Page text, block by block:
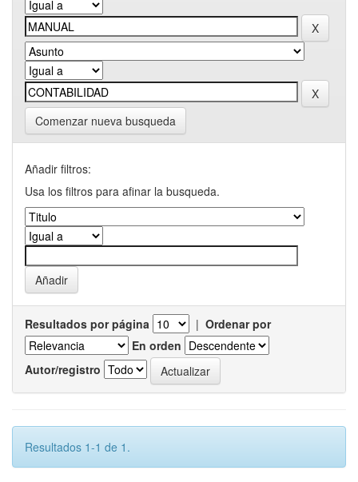
Comenzar nueva busqueda
Añadir filtros:
Usa los filtros para afinar la busqueda.
Resultados por página | Ordenar por
En orden
Autor/registro
Resultados 1-1 de 1.